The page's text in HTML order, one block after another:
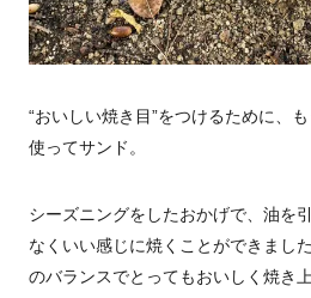
“おいしい焼き目”をつけるために、
使ってサンド。
シーズニングをしたおかげで、油を
なくいい感じに焼くことができました
のバランスでとってもおいしく焼き